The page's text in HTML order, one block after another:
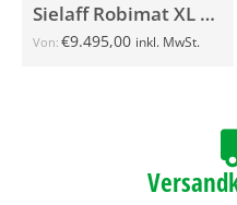
Sielaff Robimat XL Security
Von: €9.495,00 inkl. MwSt.